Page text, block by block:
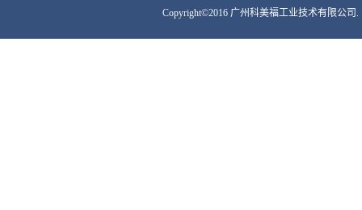
Copyright©2016 广州科美福工业技术有限公